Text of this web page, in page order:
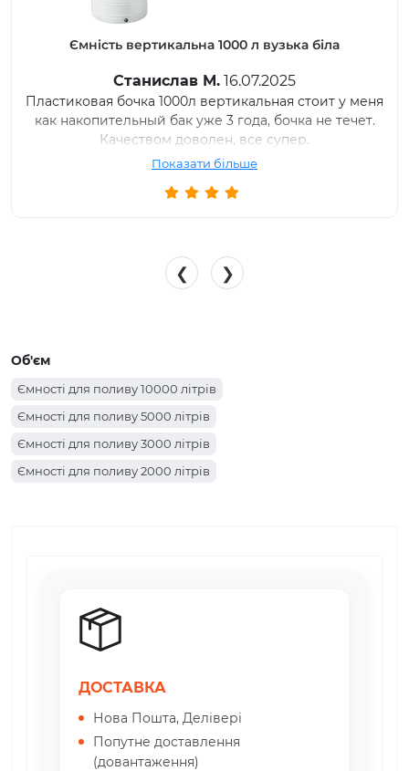
Ємність вертикальна 1000 л вузька біла
Станислав М. 16.07.2025
Пластиковая бочка 1000л вертикальная стоит у меня
как накопительный бак уже 3 года, бочка не течет.
Качеством доволен, все супер.
Показати більше
❮ ❯
Об'єм
Ємності для поливу 10000 літрів
Ємності для поливу 5000 літрів
Ємності для поливу 3000 літрів
Ємності для поливу 2000 літрів
Ємності для поливу 300 літрів
Ємності для поливу 200 літрів
ДОСТАВКА
Нова Пошта, Делівері
Попутне доставлення
(довантаження)